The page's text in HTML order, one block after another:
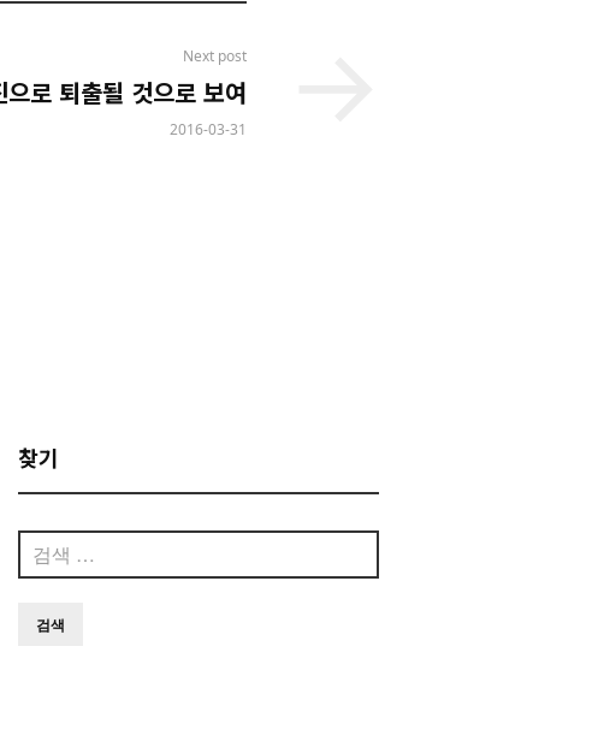
Next post
로 퇴출될 것으로 보여
2016-03-31
찾기
색: